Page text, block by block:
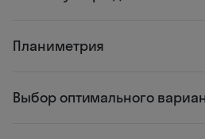
Планиметрия
Выбор оптимального